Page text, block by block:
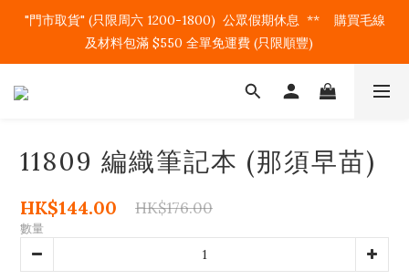
"門市取貨" (只限周六 1200-1800)  公眾假期休息  **    購買毛線
及材料包滿 $550 全單免運費 (只限順豐)
11809 編織筆記本 (那須早苗)
HK$144.00 HK$176.00
數量